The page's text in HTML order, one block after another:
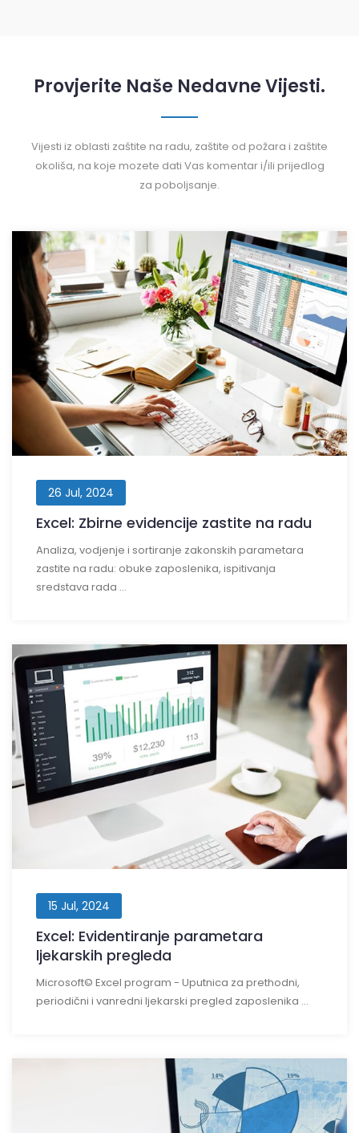
Provjerite Naše Nedavne Vijesti.
Vijesti iz oblasti zaštite na radu, zaštite od požara i zaštite
okoliša, na koje mozete dati Vas komentar i/ili prijedlog
za poboljsanje.
26 Jul, 2024
Excel: Zbirne evidencije zastite na radu
Analiza, vodjenje i sortiranje zakonskih parametara
zastite na radu: obuke zaposlenika, ispitivanja
sredstava rada ...
15 Jul, 2024
Excel: Evidentiranje parametara
ljekarskih pregleda
Microsoft© Excel program - Uputnica za prethodni,
periodični i vanredni ljekarski pregled zaposlenika ...